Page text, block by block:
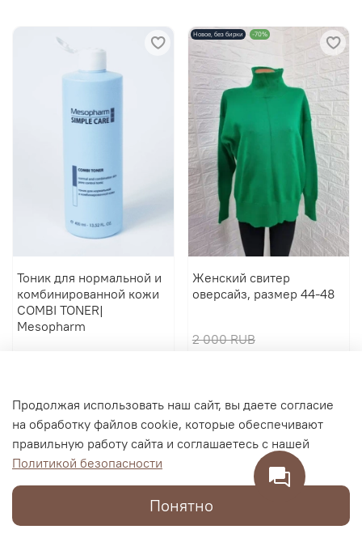
Тоник для нормальной и
комбинированной кожи
COMBI TONER|
Mesopharm
Новое, без бирки -70%
Женский свитер
оверсайз, размер 44-48
2 000 RUB
Продолжая использовать наш сайт, вы даете согласие
на обработку файлов cookie, которые обеспечивают
правильную работу сайта и соглашаетесь с нашей
Политикой безопасности
Понятно